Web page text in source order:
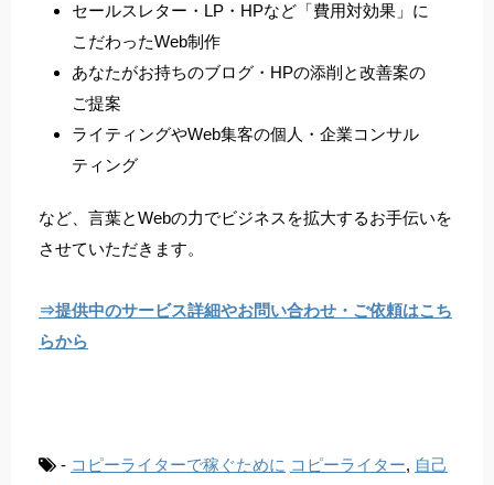
セールスレター・LP・HPなど「費用対効果」に
こだわったWeb制作
あなたがお持ちのブログ・HPの添削と改善案の
ご提案
ライティングやWeb集客の個人・企業コンサル
ティング
など、言葉とWebの力でビジネスを拡大するお手伝いを
させていただきます。
⇒提供中のサービス詳細やお問い合わせ・ご依頼はこち
らから
- コピーライターで稼ぐために コピーライター, 自己